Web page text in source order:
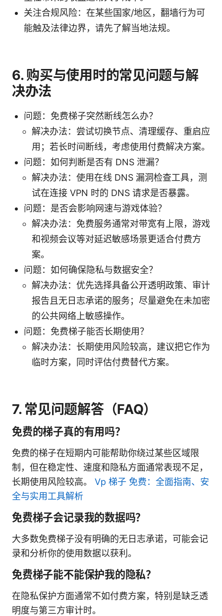
关注合规风险：在某些国家/地区，翻墙行为可
能触及法律边界，请先了解当地法规。
6. 购买与使用时的常见问题与解
决办法
问题：免费梯子突然断线怎么办？
解决办法：尝试切换节点、清理缓存、重启应
用；若长时间断线，考虑使用付费解决方案。
问题：如何判断是否有 DNS 泄漏？
解决办法：使用在线 DNS 漏洞检查工具，测
试在连接 VPN 时的 DNS 请求是否暴露。
问题：是否会影响网速与游戏体验？
解决办法：免费服务通常对带宽有上限，游戏
和视频会议等对延迟敏感场景更适合付费方
案。
问题：如何确保隐私与数据安全？
解决办法：优先选择具备公开透明政策、审计
报告且无日志承诺的服务；尽量避免在未加密
的公共网络上敏感操作。
问题：免费梯子能否长期使用？
解决办法：长期使用风险较高，建议把它作为
临时方案，同时评估付费替代方案。
7. 常见问题解答（FAQ）
免费的梯子真的有用吗？
免费的梯子在短期内可能帮助你绕过某些区域限
制，但在稳定性、速度和隐私方面通常表现不足，
长期使用风险较高。 Vp 梯子 免费：全面指南、安
全与实用工具解析
免费梯子会记录我的数据吗？
大多数免费梯子没有明确的无日志承诺，可能会记
录和分析你的使用数据以获利。
免费梯子能不能保护我的隐私？
在隐私保护方面通常不如付费方案，特别是缺乏透
明度与第三方审计时。